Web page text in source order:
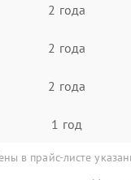
2 года
2 года
2 года
1 год
в прайс-листе